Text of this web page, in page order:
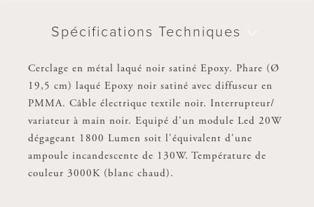
Spécifications Techniques
Cerclage en métal laqué noir satiné Epoxy. Phare (Ø
19,5 cm) laqué Epoxy noir satiné avec diffuseur en
PMMA. Câble électrique textile noir. Interrupteur/
variateur à main noir. Equipé d'un module Led 20W
dégageant 1800 Lumen soit l'équivalent d'une
ampoule incandescente de 130W. Température de
couleur 3000K (blanc chaud).
plus ou moins direct ou indirect de son éclairage,
grâce à son diffuseur circulaire et orientable. Le pied
du lampadaire permet également d'orienter la source
autour d'un même axe. Très facile à manipuler, il se
rend utile à tout moment. Mât et cerclage en métal
laqué noir satiné Epoxy. Phare laqué Epoxy noir
satiné avec diffuseur en PMMA. Câble électrique